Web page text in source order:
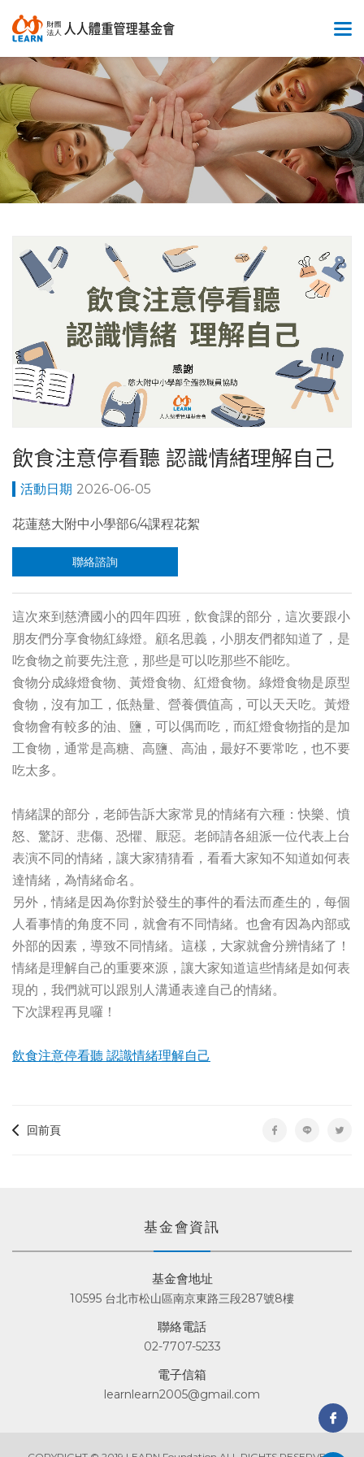
飲食注意停看聽 認識情緒理解自己
2026-06-05
花蓮慈大附中小學部6/4課程花絮
聯絡諮詢
這次來到慈濟國小的四年四班，飲食課的部分，這次要跟小
朋友們分享食物紅綠燈。顧名思義，小朋友們都知道了，是
吃食物之前要先注意，那些是可以吃那些不能吃。
食物分成綠燈食物、黃燈食物、紅燈食物。綠燈食物是原型
食物，沒有加工，低熱量、營養價值高，可以天天吃。黃燈
食物會有較多的油、鹽，可以偶而吃，而紅燈食物指的是加
工食物，通常是高糖、高鹽、高油，最好不要常吃，也不要
吃太多。
情緒課的部分，老師告訴大家常見的情緒有六種：快樂、憤
怒、驚訝、悲傷、恐懼、厭惡。老師請各組派一位代表上台
表演不同的情緒，讓大家猜猜看，看看大家知不知道如何表
達情緒，為情緒命名。
另外，情緒是因為你對於發生的事件的看法而產生的，每個
人看事情的角度不同，就會有不同情緒。也會有因為內部或
外部的因素，導致不同情緒。這樣，大家就會分辨情緒了！
情緒是理解自己的重要來源，讓大家知道這些情緒是如何表
現的，我們就可以跟別人溝通表達自己的情緒。
下次課程再見囉！
飲食注意停看聽 認識情緒理解自己
回前頁
基金會資訊
基金會地址
10595 台北市松山區南京東路三段287號8樓
聯絡電話
02-7707-5233
電子信箱
learnlearn2005@gmail.com